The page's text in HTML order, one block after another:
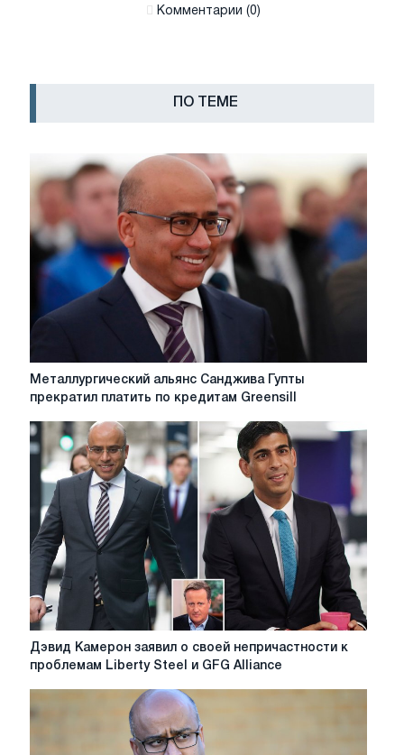
Комментарии (0)
ПО ТЕМЕ
Металлургический
Гупты
прекратил
платить
по
кредитам
Greensill
Металлургический альянс Санджива Гупты
прекратил платить по кредитам Greensill
Дэвид
Камерон
непричастности
Дэвид Камерон заявил о своей непричастности к
проблемам Liberty Steel и GFG Alliance